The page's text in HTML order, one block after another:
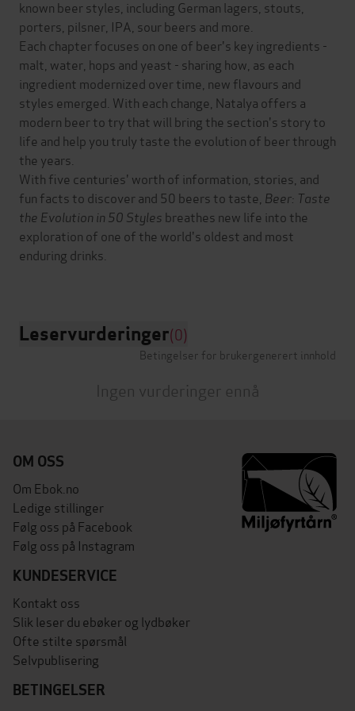
known beer styles, including German lagers, stouts,
porters, pilsner, IPA, sour beers and more.
Each chapter focuses on one of beer's key ingredients -
malt, water, hops and yeast - sharing how, as each
ingredient modernized over time, new flavours and
styles emerged. With each change, Natalya offers a
modern beer to try that will bring the section's story to
life and help you truly taste the evolution of beer through
the years.
With five centuries' worth of information, stories, and
fun facts to discover and 50 beers to taste, Beer: Taste
the Evolution in 50 Styles breathes new life into the
exploration of one of the world's oldest and most
enduring drinks.
Leservurderinger(0)
Betingelser for brukergenerert innhold
Ingen vurderinger ennå
OM OSS
Om Ebok.no
Ledige stillinger
Følg oss på Facebook
Følg oss på Instagram
KUNDESERVICE
Kontakt oss
Slik leser du ebøker og lydbøker
Ofte stilte spørsmål
Selvpublisering
BETINGELSER